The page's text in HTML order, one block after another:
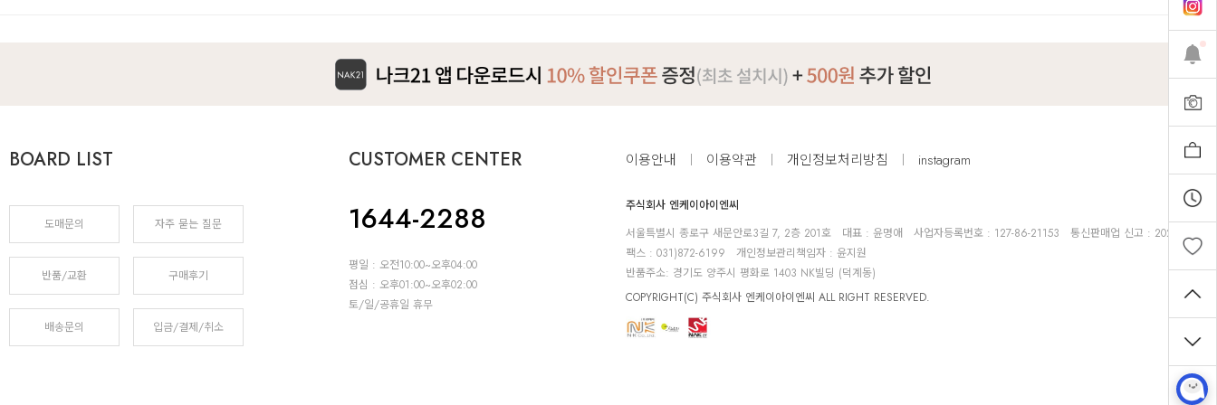
BOARD LIST
도매문의 자주 묻는 질문
반품/교환 구매후기
배송문의 입금/결제/취소
CUSTOMER CENTER
1644-2288
평일 : 오전10:00~오후04:00
점심 : 오후01:00~오후02:00
토/일/공휴일 휴무
이용안내 이용약관 개인정보처리방침 instagram
주식회사 엔케이아이엔씨
서울특별시 종로구 새문안로3길 7, 2층 201호 대표 : 윤명애 사업자등록번호 : 127-86-21153 통신판매업 신고 : 2024-서울종
팩스 : 031)872-6199 개인정보관리책임자 : 윤지원
반품주소: 경기도 양주시 평화로 1403 NK빌딩 (덕계동)
COPYRIGHT(C) 주식회사 엔케이아이엔씨 ALL RIGHT RESERVED.